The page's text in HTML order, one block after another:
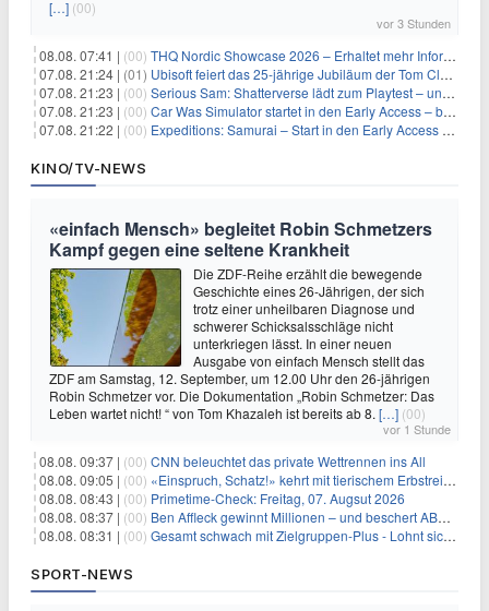
[…] (00)
vor 3 Stunden
08.08. 07:41 | (00) THQ Nordic Showcase 2026 – Erhaltet mehr Informationen
07.08. 21:24 | (01) Ubisoft feiert das 25-jährige Jubiläum der Tom Clancy’s Ghost Recon-Reihe
07.08. 21:23 | (00) Serious Sam: Shatterverse lädt zum Playtest – und erscheint schon bald!
07.08. 21:23 | (00) Car Was Simulator startet in den Early Access – bald gehts los!
07.08. 21:22 | (00) Expeditions: Samurai – Start in den Early Access ab heute im feudalen Japan
KINO/TV-NEWS
«einfach Mensch» begleitet Robin Schmetzers
Kampf gegen eine seltene Krankheit
Die ZDF-Reihe erzählt die bewegende
Geschichte eines 26-Jährigen, der sich
trotz einer unheilbaren Diagnose und
schwerer Schicksalsschläge nicht
unterkriegen lässt. In einer neuen
Ausgabe von einfach Mensch stellt das
ZDF am Samstag, 12. September, um 12.00 Uhr den 26-jährigen
Robin Schmetzer vor. Die Dokumentation „Robin Schmetzer: Das
Leben wartet nicht! “ von Tom Khazaleh ist bereits ab 8. […] (00)
vor 1 Stunde
08.08. 09:37 | (00) CNN beleuchtet das private Wettrennen ins All
08.08. 09:05 | (00) «Einspruch, Schatz!» kehrt mit tierischem Erbstreit zurück
08.08. 08:43 | (00) Primetime-Check: Freitag, 07. Augsut 2026
08.08. 08:37 | (00) Ben Affleck gewinnt Millionen – und beschert ABC Top-Quoten
08.08. 08:31 | (00) Gesamt schwach mit Zielgruppen-Plus - Lohnt sich First Dates Hotel doch?
SPORT-NEWS